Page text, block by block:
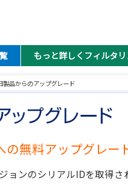
もっと詳しくフィルタ
製品からのアップグレード
の無料アップグレ
ョンのシリアルIDを取得